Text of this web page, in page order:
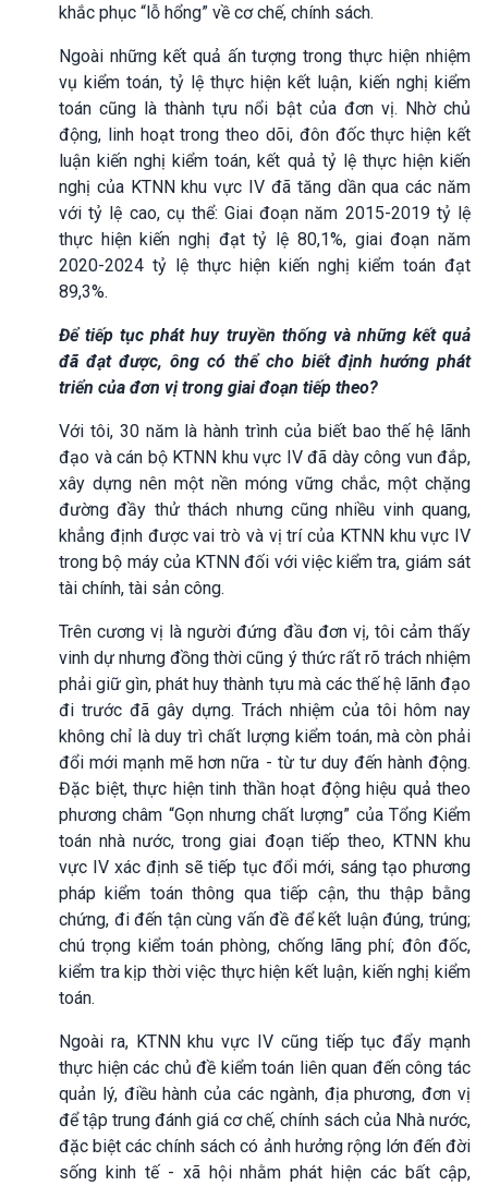
khắc phục “lỗ hổng” về cơ chế, chính sách.
Ngoài những kết quả ấn tượng trong thực hiện nhiệm
vụ kiểm toán, tỷ lệ thực hiện kết luận, kiến nghị kiểm
toán cũng là thành tựu nổi bật của đơn vị. Nhờ chủ
động, linh hoạt trong theo dõi, đôn đốc thực hiện kết
luận kiến nghị kiểm toán, kết quả tỷ lệ thực hiện kiến
nghị của KTNN khu vực IV đã tăng dần qua các năm
với tỷ lệ cao, cụ thể: Giai đoạn năm 2015-2019 tỷ lệ
thực hiện kiến nghị đạt tỷ lệ 80,1%, giai đoạn năm
2020-2024 tỷ lệ thực hiện kiến nghị kiểm toán đạt
89,3%.
Để tiếp tục phát huy truyền thống và những kết quả
đã đạt được, ông có thể cho biết định hướng phát
triển của đơn vị trong giai đoạn tiếp theo?
Với tôi, 30 năm là hành trình của biết bao thế hệ lãnh
đạo và cán bộ KTNN khu vực IV đã dày công vun đắp,
xây dựng nên một nền móng vững chắc, một chặng
đường đầy thử thách nhưng cũng nhiều vinh quang,
khẳng định được vai trò và vị trí của KTNN khu vực IV
trong bộ máy của KTNN đối với việc kiểm tra, giám sát
tài chính, tài sản công.
Trên cương vị là người đứng đầu đơn vị, tôi cảm thấy
vinh dự nhưng đồng thời cũng ý thức rất rõ trách nhiệm
phải giữ gìn, phát huy thành tựu mà các thế hệ lãnh đạo
đi trước đã gây dựng. Trách nhiệm của tôi hôm nay
không chỉ là duy trì chất lượng kiểm toán, mà còn phải
đổi mới mạnh mẽ hơn nữa - từ tư duy đến hành động.
Đặc biệt, thực hiện tinh thần hoạt động hiệu quả theo
phương châm “Gọn nhưng chất lượng” của Tổng Kiểm
toán nhà nước, trong giai đoạn tiếp theo, KTNN khu
vực IV xác định sẽ tiếp tục đổi mới, sáng tạo phương
pháp kiểm toán thông qua tiếp cận, thu thập bằng
chứng, đi đến tận cùng vấn đề để kết luận đúng, trúng;
chú trọng kiểm toán phòng, chống lãng phí; đôn đốc,
kiểm tra kịp thời việc thực hiện kết luận, kiến nghị kiểm
toán.
Ngoài ra, KTNN khu vực IV cũng tiếp tục đẩy mạnh
thực hiện các chủ đề kiểm toán liên quan đến công tác
quản lý, điều hành của các ngành, địa phương, đơn vị
để tập trung đánh giá cơ chế, chính sách của Nhà nước,
đặc biệt các chính sách có ảnh hưởng rộng lớn đến đời
sống kinh tế - xã hội nhằm phát hiện các bất cập,